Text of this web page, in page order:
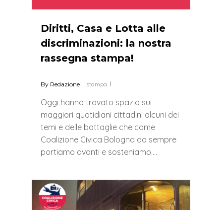
Diritti, Casa e Lotta alle
discriminazioni: la nostra
rassegna stampa!
By Redazione stampa
Oggi hanno trovato spazio sui
maggiori quotidiani cittadini alcuni dei
temi e delle battaglie che come
Coalizione Civica Bologna da sempre
portiamo avanti e sosteniamo….